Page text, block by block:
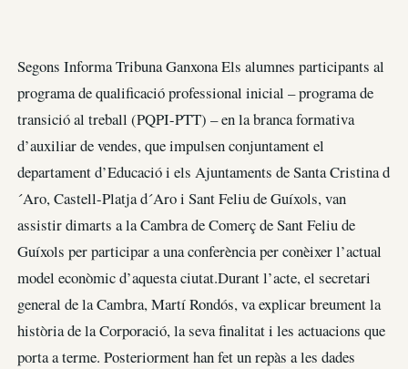
Segons Informa Tribuna Ganxona Els alumnes participants al
programa de qualificació professional inicial – programa de
transició al treball (PQPI-PTT) – en la branca formativa
d’auxiliar de vendes, que impulsen conjuntament el
departament d’Educació i els Ajuntaments de Santa Cristina d
´Aro, Castell-Platja d´Aro i Sant Feliu de Guíxols, van
assistir dimarts a la Cambra de Comerç de Sant Feliu de
Guíxols per participar a una conferència per conèixer l’actual
model econòmic d’aquesta ciutat.Durant l’acte, el secretari
general de la Cambra, Martí Rondós, va explicar breument la
història de la Corporació, la seva finalitat i les actuacions que
porta a terme. Posteriorment han fet un repàs a les dades